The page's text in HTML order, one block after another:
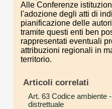
Alle Conferenze
l'adozione degli atti di
pianificazione delle
tramite questi enti ben
rappresentati eventuali
attribuzioni regionali in
territorio.
Articoli correlati
Art. 63 Codice ambiente
distrettuale